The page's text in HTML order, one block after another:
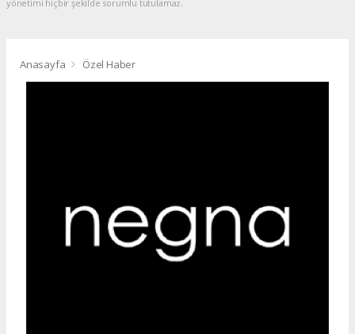
yönetimi hiçbir şekilde sorumlu tutulamaz.
Anasayfa Özel Haber